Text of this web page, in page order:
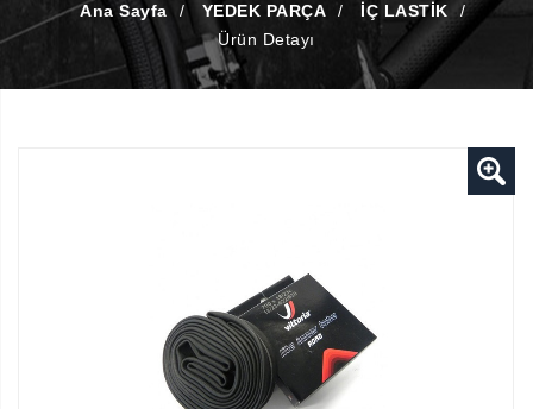
Ana Sayfa / YEDEK PARÇA / İÇ LASTİK
/
Ürün Detayı